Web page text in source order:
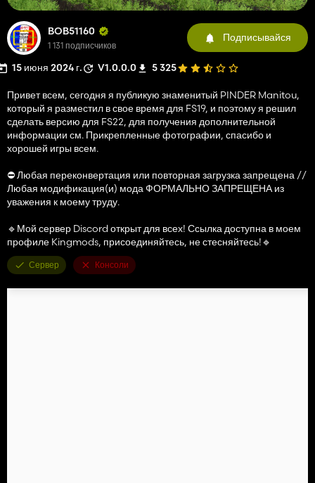
BOB51160
1 131 подписчиков
Подписывайся
15 июня 2024 г. V1.0.0.0 5 325
Привет всем, сегодня я публикую знаменитый PINDER Manitou,
который я разместил в свое время для FS19, и поэтому я решил
сделать версию для FS22, для получения дополнительной
информации см. Прикрепленные фотографии, спасибо и
хорошей игры всем.
⛔ Любая переконвертация или повторная загрузка запрещена //
Любая модификация(и) мода ФОРМАЛЬНО ЗАПРЕЩЕНА из
уважения к моему труду.
🔹Мой сервер Discord открыт для всех! Ссылка доступна в моем
профиле Kingmods, присоединяйтесь, не стесняйтесь!🔹
Сервер Консоли